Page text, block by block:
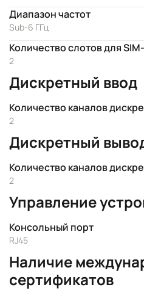
Диапазон частот
Sub-6 ГГц
Количество слотов для
2
Дискретный ввод
Количество каналов
2
Дискретный
Количество каналов
2
Управление
Консольный порт
RJ45
Наличие
сертификатов